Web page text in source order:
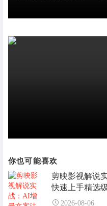
你也可能喜欢
剪映影视解说
快速上手精选
2026-08-06